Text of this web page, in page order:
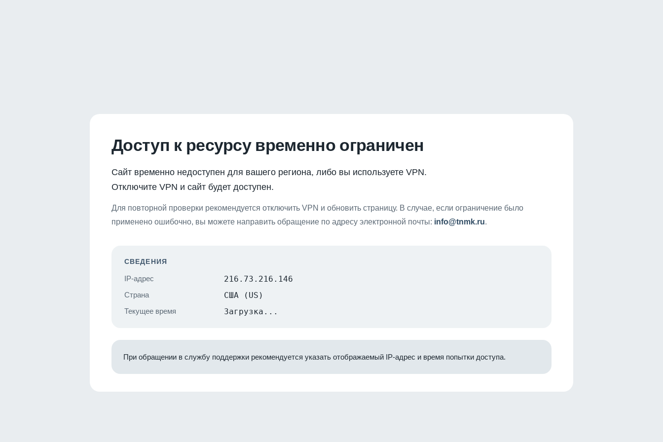
Доступ к ресурсу временно ограничен
Сайт временно недоступен для вашего региона, либо вы используете VPN.
Отключите VPN и сайт будет доступен.
Для повторной проверки рекомендуется отключить VPN и обновить страницу. В случае, если ограничение было
применено ошибочно, вы можете направить обращение по адресу электронной почты: info@tnmk.ru.
СВЕДЕНИЯ
IP-адрес 216.73.216.146
Страна США (US)
Текущее время Загрузка...
При обращении в службу поддержки рекомендуется указать отображаемый IP-адрес и время попытки доступа.